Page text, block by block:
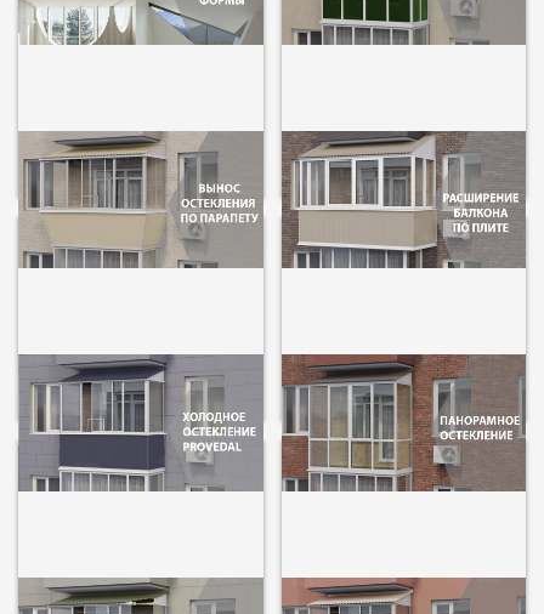
Остекление балконов с
выносом
от 6900 р/м2
Расширение балконов
от 6900 р/м2
Холодное остекление
балконов и лоджий
от 4990 р/м2
Панорамное остекление
балконов и лоджий
от 5700 р/м2
Остекление и отделка
балконов и лоджий под
Полутеплое остекление
балконов и лоджий